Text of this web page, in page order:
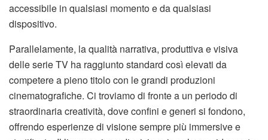
accessibile in qualsiasi momento e da qualsiasi
dispositivo.
Parallelamente, la qualità narrativa, produttiva e visiva
delle serie TV ha raggiunto standard così elevati da
competere a pieno titolo con le grandi produzioni
cinematografiche. Ci troviamo di fronte a un periodo di
straordinaria creatività, dove confini e generi si fondono,
offrendo esperienze di visione sempre più immersive e